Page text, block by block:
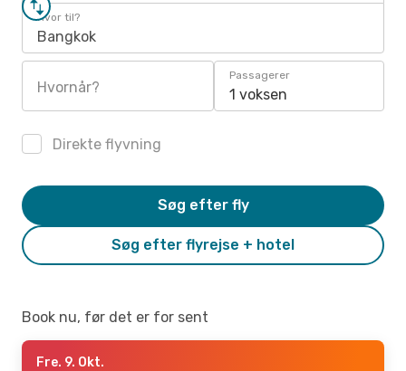
Hvor til?
Bangkok
Hvornår?
Passagerer
1 voksen
Direkte flyvning
Søg efter flyrejse + hotel
Søg efter fly
Book nu, før det er for sent
Fre. 9. Okt.